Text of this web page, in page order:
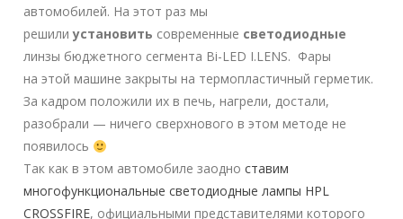
автомобилей. На этот раз мы
решилиустановить современные светодиодные
линзы бюджетного сегмента Bi-LED I.LENS. Фары
на этой машине закрыты на термопластичный герметик.
За кадром положили их в печь, нагрели, достали,
разобрали — ничего сверхнового в этом методе не
появилось
Так как в этом автомобиле заодноставим
многофункциональные светодиодные лампы HPL
CROSSFIRE, официальными представителями которого